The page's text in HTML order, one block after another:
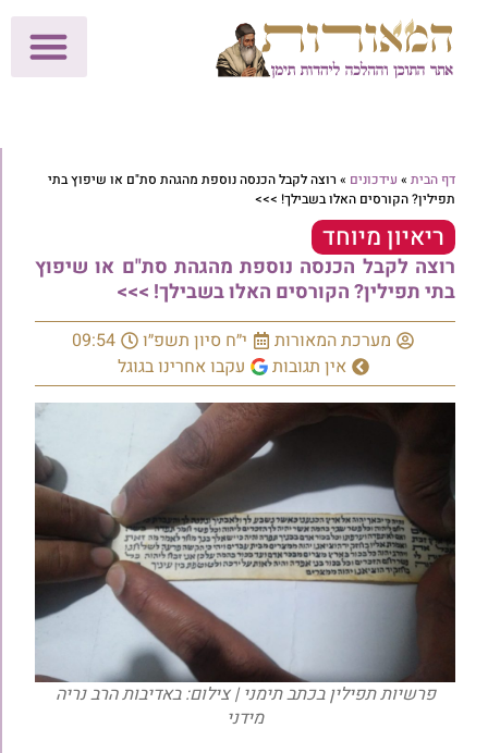
דף הבית » עידכונים » רוצה לקבל הכנסה נוספת מהגהת סת"ם או שיפוץ בתי
תפילין? הקורסים האלו בשבילך! >>>
ריאיון מיוחד
רוצה לקבל הכנסה נוספת מהגהת סת"ם או שיפוץ
בתי תפילין? הקורסים האלו בשבילך! >>>
מערכת המאורות י״ח סיון תשפ״ו
09:54
אין תגובות
עקבו אחרינו בגוגל
פרשיות תפילין בכתב תימני | צילום: באדיבות הרב נריה
מידני